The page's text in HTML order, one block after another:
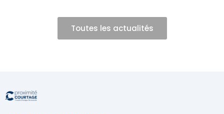
Toutes les actualités